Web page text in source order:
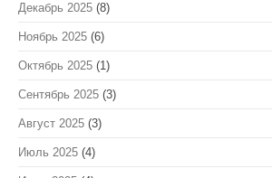
Декабрь 2025 (8)
Ноябрь 2025 (6)
Октябрь 2025 (1)
Сентябрь 2025 (3)
Август 2025 (3)
Июль 2025 (4)